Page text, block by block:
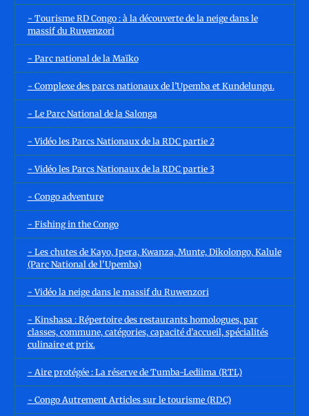
- Tourisme RD Congo : à la découverte de la neige dans le
massif du Ruwenzori
- Parc national de la Maïko
- Complexe des parcs nationaux de l’Upemba et Kundelungu.
- Le Parc National de la Salonga
- Vidéo les Parcs Nationaux de la RDC partie 2
- Vidéo les Parcs Nationaux de la RDC partie 3
- Congo adventure
- Fishing in the Congo
- Les chutes de Kayo, Ipera, Kwanza, Munte, Dikolongo, Kalule
(Parc National de l'Upemba)
- Vidéo la neige dans le massif du Ruwenzori
- Kinshasa : Répertoire des restaurants homologues, par
classes, commune, catégories, capacité d’accueil, spécialités
culinaire et prix.
- Aire protégée : La réserve de Tumba-Lediima (RTL)
- Congo Autrement Articles sur le tourisme (RDC)